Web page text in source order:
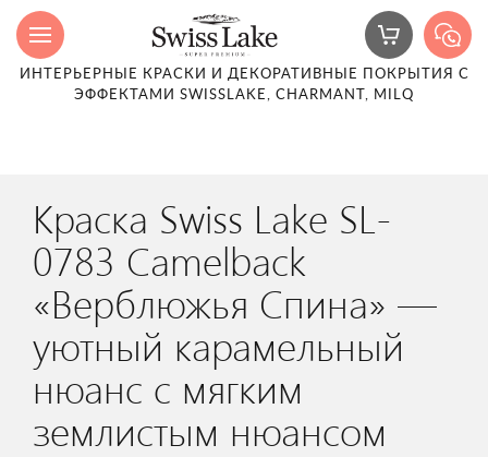
ИНТЕРЬЕРНЫЕ КРАСКИ И ДЕКОРАТИВНЫЕ ПОКРЫТИЯ С
ЭФФЕКТАМИ SWISSLAKE, CHARMANT, MILQ
Краска Swiss Lake SL-
0783 Camelback
«Верблюжья Спина» —
уютный карамельный
нюанс с мягким
землистым нюансом